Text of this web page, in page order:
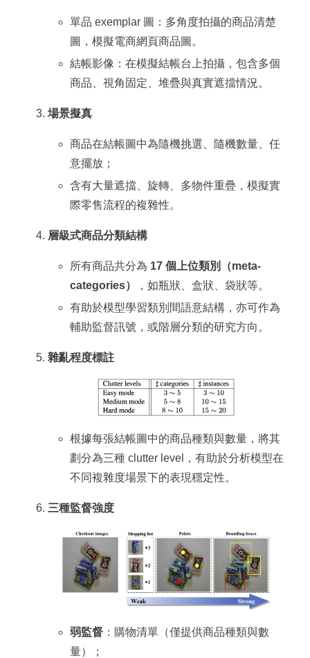
單品 exemplar 圖：多角度拍攝的商品清楚
圖，模擬電商網頁商品圖。
結帳影像：在模擬結帳台上拍攝，包含多個
商品、視角固定、堆疊與真實遮擋情況。
場景擬真
商品在結帳圖中為隨機挑選、隨機數量、任
意擺放；
含有大量遮擋、旋轉、多物件重疊，模擬實
際零售流程的複雜性。
層級式商品分類結構
所有商品共分為 17 個上位類別（meta-
categories）
，如瓶狀、盒狀、袋狀等。
有助於模型學習類別間語意結構，亦可作為
輔助監督訊號，或階層分類的研究方向。
雜亂程度標註
根據每張結帳圖中的商品種類與數量，將其
劃分為三種 clutter level，有助於分析模型在
不同複雜度場景下的表現穩定性。
三種監督強度
弱監督 ：購物清單（僅提供商品種類與數
量）；